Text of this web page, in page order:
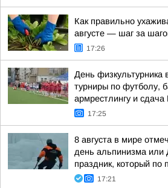
Как правильно
августе — шаг за
17:26
День
турниры по футболу,
армрестлингу и сдача
17:25
8 августа в мире
день альпинизма или
праздник, который по
17:21